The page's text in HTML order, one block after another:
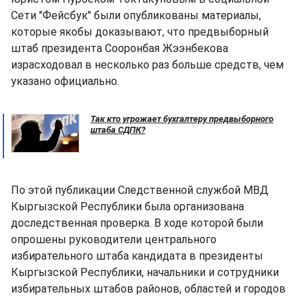
Сети "Фейсбук" были опубликованы материалы,
которые якобы доказывают, что предвыборный
штаб президента Сооронбая Жээнбекова
израсходовал в несколько раз больше средств, чем
указано официально.
Так кто угрожает бухгалтеру предвыборного
штаба СДПК?
По этой публикации Следственной службой МВД
Кыргызской Республики была организована
доследственная проверка. В ходе которой были
опрошены руководители центрального
избирательного штаба кандидата в президенты
Кыргызской Республики, начальники и сотрудники
избирательных штабов районов, областей и городов